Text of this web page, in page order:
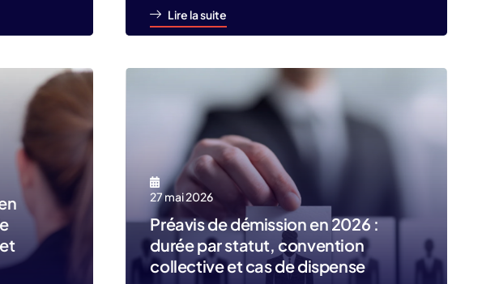
Lire la suite
27 mai 2026
Préavis de démission en 2026 :
durée par statut, convention
collective et cas de dispense